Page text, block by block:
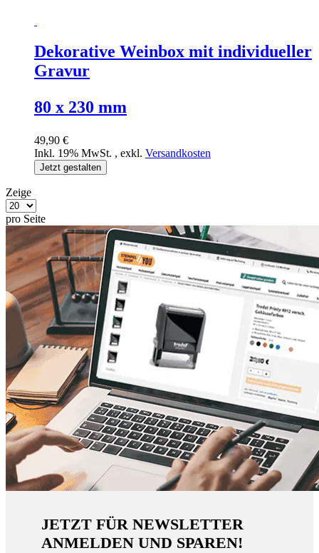
Dekorative Weinbox mit individueller
Gravur
80 x 230 mm
49,90 €
Inkl. 19% MwSt. , exkl. Versandkosten
Jetzt gestalten
Zeige
pro Seite
JETZT FÜR NEWSLETTER
ANMELDEN UND SPAREN!